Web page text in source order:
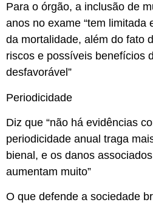
Para o órgão, a inclusão de
anos no exame “tem limitada
da mortalidade, além do fato
riscos e possíveis benefícios
desfavorável”
Periodicidade
Diz que “não há evidências
periodicidade anual traga
bienal, e os danos
aumentam muito”
O que defende a sociedade